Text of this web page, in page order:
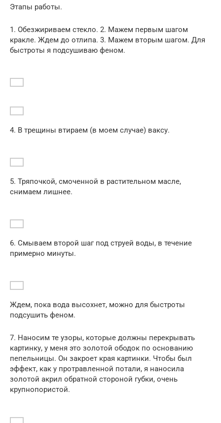
Этапы работы.
1. Обезжириваем стекло. 2. Мажем первым шагом
кракле. Ждем до отлипа. 3. Мажем вторым шагом. Для
быстроты я подсушиваю феном.
4. В трещины втираем (в моем случае) ваксу.
5. Тряпочкой, смоченной в растительном масле,
снимаем лишнее.
6. Смываем второй шаг под струей воды, в течение
примерно минуты.
Ждем, пока вода высохнет, можно для быстроты
подсушить феном.
7. Наносим те узоры, которые должны перекрывать
картинку, у меня это золотой ободок по основанию
пепельницы. Он закроет края картинки. Чтобы был
эффект, как у протравленной потали, я наносила
золотой акрил обратной стороной губки, очень
крупнопористой.